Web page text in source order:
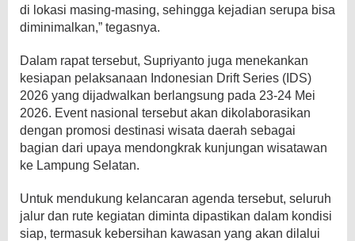
di lokasi masing-masing, sehingga kejadian serupa bisa
diminimalkan,” tegasnya.
Dalam rapat tersebut, Supriyanto juga menekankan
kesiapan pelaksanaan Indonesian Drift Series (IDS)
2026 yang dijadwalkan berlangsung pada 23-24 Mei
2026. Event nasional tersebut akan dikolaborasikan
dengan promosi destinasi wisata daerah sebagai
bagian dari upaya mendongkrak kunjungan wisatawan
ke Lampung Selatan.
Untuk mendukung kelancaran agenda tersebut, seluruh
jalur dan rute kegiatan diminta dipastikan dalam kondisi
siap, termasuk kebersihan kawasan yang akan dilalui